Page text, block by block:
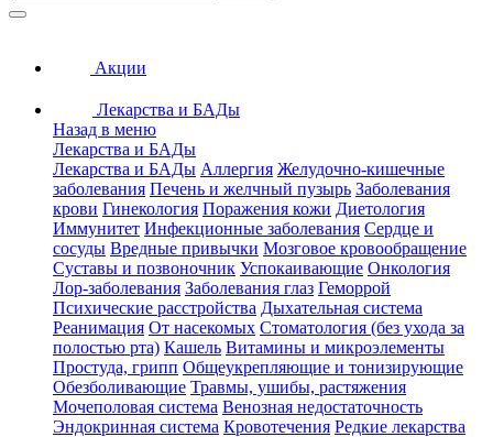
Акции
Лекарства и БАДы
Назад в меню
Лекарства и БАДы
Лекарства и БАДы Аллергия Желудочно-кишечные
заболевания Печень и желчный пузырь Заболевания
крови Гинекология Поражения кожи Диетология
Иммунитет Инфекционные заболевания Сердце и
сосуды Вредные привычки Мозговое кровообращение
Суставы и позвоночник Успокаивающие Онкология
Лор-заболевания Заболевания глаз Геморрой
Психические расстройства Дыхательная система
Реанимация От насекомых Стоматология (без ухода за
полостью рта) Кашель Витамины и микроэлементы
Простуда, грипп Общеукрепляющие и тонизирующие
Обезболивающие Травмы, ушибы, растяжения
Мочеполовая система Венозная недостаточность
Эндокринная система Кровотечения Редкие лекарства